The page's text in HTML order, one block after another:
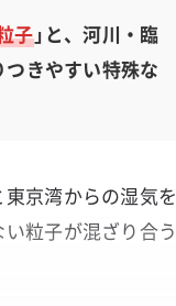
子」と、河川・臨
きやすい特殊な
京湾からの湿気を
粒子が混ざり合う